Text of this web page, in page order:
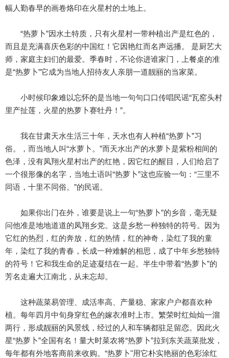
幅人勤春早的画卷烙印在火星村的土地上。
“热萝卜”因水土特质，只有火星村一带种植出产是红色的，
而且是充满喜庆色彩的中国红！它因艳红而名声远播。 是厨艺大
师，家庭主妇们的最爱。季春时，不论你进谁家门，上餐桌的准
是“热萝卜”它成为当地人招待友人亲朋一道靓丽的当家菜。
小时候印象难以忘怀的是当地一句句口口传唱民谣“瓦窑头村
里产扯莲，火星的热萝卜赛牡丹！”。
我在甘肃天水生活三十年，天水也有人种植“热萝卜”习
俗。，而当地人叫“水萝卜。”而天水出产的水萝卜是紫粉相间的
色泽，没有凤翔火星村出产的红艳，因它红的醒目，人们给启了
一个很形像的名字，当地土语叫“热萝卜”这也应验一句：“三里不
同语，十里不同俗。”的民谣。
如果你出门在外，谁要是说上一句“热萝卜”的乡音，毫无疑
问他准是地地道道的凤翔乡党。这是乡愁一种独特的符号。因为
它红的热烈，红的奔放，红的热情，红的神奇，染红了我的童
年，染红了我的青春，长成一种难解的相思，成了中年乡愁独特
的符号！它和我生命的足迹凝结在一起。半生中带着“热萝卜”的
芳名走遍大江南北，从未忘却。
这种蔬菜易管理、成活率高、产量稳、家家户户都喜欢种
植。每年四月中旬身穿红色的嫁衣准时上市。繁荣时红灿灿一溜
两行，形成靓丽的风景线，经过的人和车辆都驻足留恋。因此火
星“热萝卜”全国有名！量大时菜农将“热萝卜”拉到东关蔬菜批发，
每年都有外地客商前来收购。“热萝卜"用它朴实艳丽的色彩涂红